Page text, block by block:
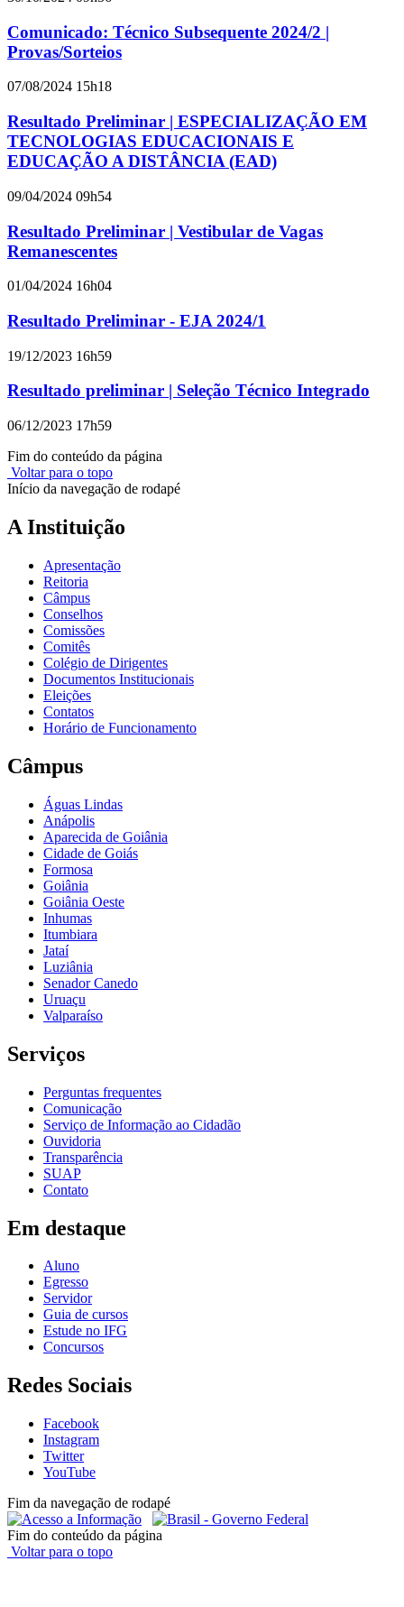
Comunicado: Técnico Subsequente 2024/2 |
Provas/Sorteios
07/08/2024 15h18
Resultado Preliminar | ESPECIALIZAÇÃO EM
TECNOLOGIAS EDUCACIONAIS E
EDUCAÇÃO A DISTÂNCIA (EAD)
09/04/2024 09h54
Resultado Preliminar | Vestibular de Vagas
Remanescentes
01/04/2024 16h04
Resultado Preliminar - EJA 2024/1
19/12/2023 16h59
Resultado preliminar | Seleção Técnico Integrado
06/12/2023 17h59
Fim do conteúdo da página
Voltar para o topo
Início da navegação de rodapé
A Instituição
Apresentação
Reitoria
Câmpus
Conselhos
Comissões
Comitês
Colégio de Dirigentes
Documentos Institucionais
Eleições
Contatos
Horário de Funcionamento
Câmpus
Águas Lindas
Anápolis
Aparecida de Goiânia
Cidade de Goiás
Formosa
Goiânia
Goiânia Oeste
Inhumas
Itumbiara
Jataí
Luziânia
Senador Canedo
Uruaçu
Valparaíso
Serviços
Perguntas frequentes
Comunicação
Serviço de Informação ao Cidadão
Ouvidoria
Transparência
SUAP
Contato
Em destaque
Aluno
Egresso
Servidor
Guia de cursos
Estude no IFG
Concursos
Redes Sociais
Facebook
Instagram
Twitter
YouTube
Fim da navegação de rodapé
Fim do conteúdo da página
Voltar para o topo